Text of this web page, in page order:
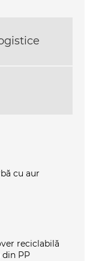
cu aur
reciclabilă
PP